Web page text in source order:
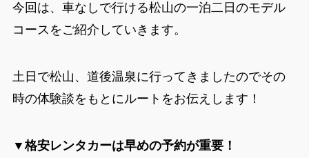
今回は、車なしで行ける松山の一泊二日のモデル
コースをご紹介していきます。
土日で松山、道後温泉に行ってきましたのでその
時の体験談をもとにルートをお伝えします！
▼格安レンタカーは早めの予約が重要！